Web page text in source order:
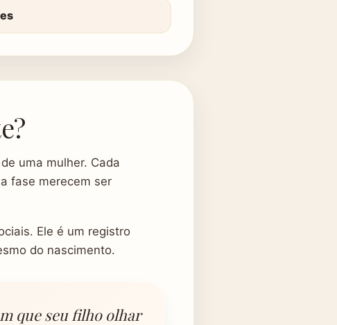
uma mulher. Cada
fase merecem ser
Ele é um registro
do nascimento.
que seu filho olhar